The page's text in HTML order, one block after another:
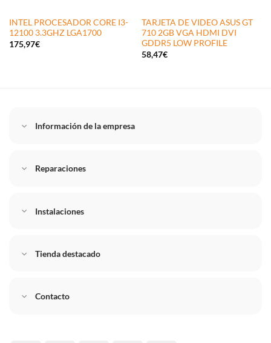
INTEL PROCESADOR CORE I3-
12100 3.3GHZ LGA1700
175,97€
TARJETA DE VIDEO ASUS GT
710 2GB VGA HDMI DVI
GDDR5 LOW PROFILE
58,47€
Información de la empresa
Reparaciones
Instalaciones
Tienda destacado
Contacto